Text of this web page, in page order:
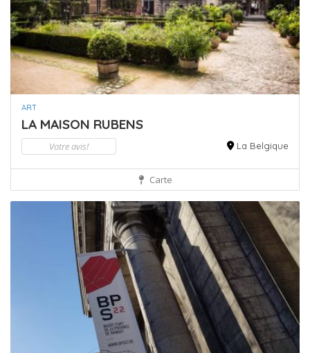
ART
LA MAISON RUBENS
Votre avis! La Belgique
Carte